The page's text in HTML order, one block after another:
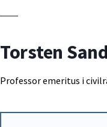
Torsten
Professor emeritus i